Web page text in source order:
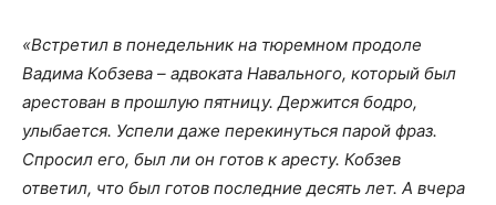
«Встретил в понедельник на тюремном продоле
Вадима Кобзева – адвоката Навального, который был
арестован в прошлую пятницу. Держится бодро,
улыбается. Успели даже перекинуться парой фраз.
Спросил его, был ли он готов к аресту. Кобзев
ответил, что был готов последние десять лет. А вчера